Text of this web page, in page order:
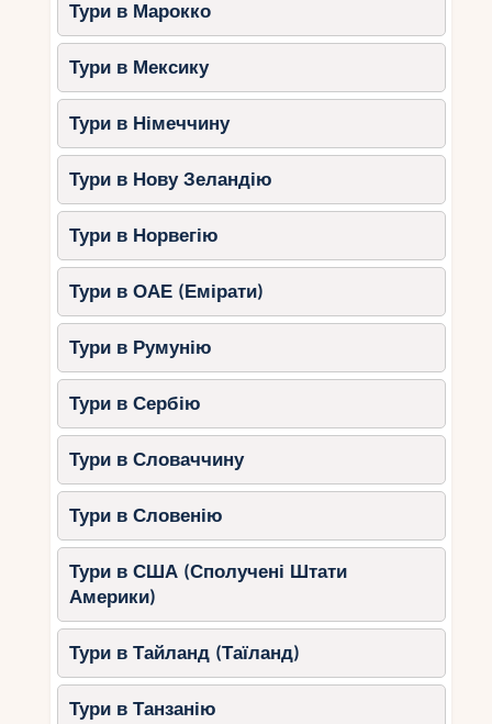
Тури в Марокко
Тури в Мексику
Тури в Німеччину
Тури в Нову Зеландію
Тури в Норвегію
Тури в ОАЕ (Емірати)
Тури в Румунію
Тури в Сербію
Тури в Словаччину
Тури в Словенію
Тури в США (Сполучені Штати
Америки)
Тури в Тайланд (Таїланд)
Тури в Танзанію